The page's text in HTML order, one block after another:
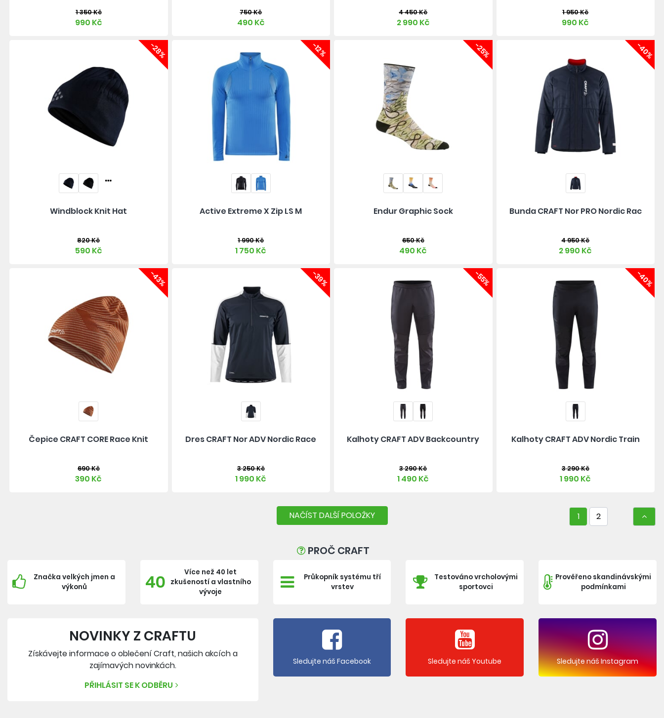
1 350 Kč
990 Kč
750 Kč
490 Kč
4 450 Kč
2 990 Kč
1 950 Kč
990 Kč
-28%
Windblock Knit Hat
820 Kč
590 Kč
-12%
Active Extreme X Zip LS M
1 990 Kč
1 750 Kč
-25%
Endur Graphic Sock
650 Kč
490 Kč
-40%
Bunda CRAFT Nor PRO Nordic Rac
4 950 Kč
2 990 Kč
-43%
Čepice CRAFT CORE Race Knit
690 Kč
390 Kč
-39%
Dres CRAFT Nor ADV Nordic Race
3 250 Kč
1 990 Kč
-55%
Kalhoty CRAFT ADV Backcountry
3 290 Kč
1 490 Kč
-40%
Kalhoty CRAFT ADV Nordic Train
3 290 Kč
1 990 Kč
NAČÍST DALŠÍ POLOŽKY 1 2
PROČ CRAFT
Značka velkých jmen a
výkonů
40
Více než 40 let
zkušeností a vlastního
vývoje
Průkopník systému tří
vrstev
Testováno vrcholovými
sportovci
Prověřeno skandinávskými
podmínkami
NOVINKY Z CRAFTU
Získávejte informace o oblečení Craft, našich akcích a
zajímavých novinkách.
PŘIHLÁSIT SE K ODBĚRU
Sledujte náš Facebook Sledujte náš Youtube Sledujte náš Instagram